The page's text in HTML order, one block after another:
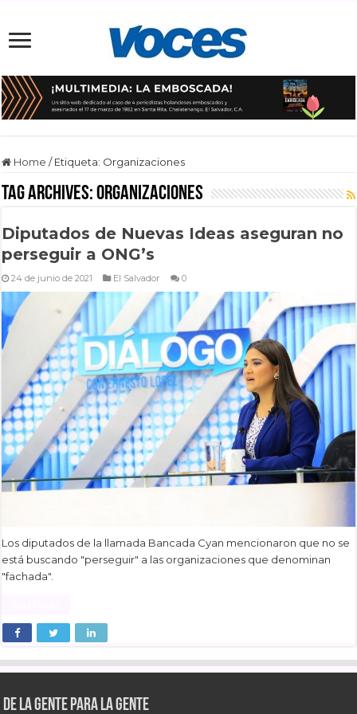
Home / Etiqueta: Organizaciones
Tag Archives:Organizaciones
Diputados de Nuevas Ideas aseguran no
perseguir a ONG’s
24 de junio de 2021 El Salvador 0
Los diputados de la llamada Bancada Cyan mencionaron que no se
está buscando "perseguir" a las organizaciones que denominan
"fachada".
De la gente para la gente